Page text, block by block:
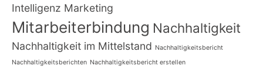
Intelligenz Marketing
Mitarbeiterbindung Nachhaltigkeit
Nachhaltigkeit im Mittelstand Nachhaltigkeitsbericht
Nachhaltigkeitsberichten Nachhaltigkeitsbericht erstellen